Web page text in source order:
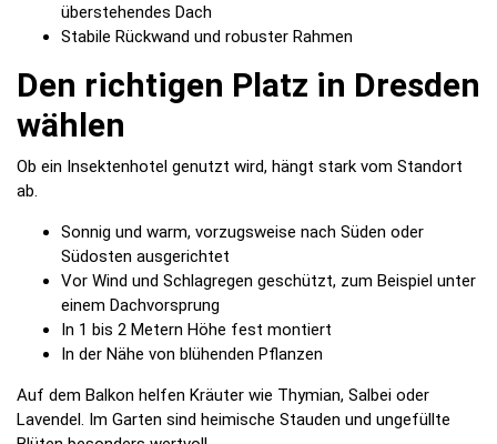
überstehendes Dach
Stabile Rückwand und robuster Rahmen
Den richtigen Platz in Dresden
wählen
Ob ein Insektenhotel genutzt wird, hängt stark vom Standort
ab.
Sonnig und warm, vorzugsweise nach Süden oder
Südosten ausgerichtet
Vor Wind und Schlagregen geschützt, zum Beispiel unter
einem Dachvorsprung
In 1 bis 2 Metern Höhe fest montiert
In der Nähe von blühenden Pflanzen
Auf dem Balkon helfen Kräuter wie Thymian, Salbei oder
Lavendel. Im Garten sind heimische Stauden und ungefüllte